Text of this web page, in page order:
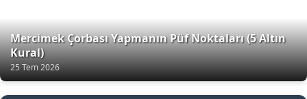
Mercimek Çorbası Yapmanın Püf Noktaları (5 Altın
Kural)
25 Tem 2026